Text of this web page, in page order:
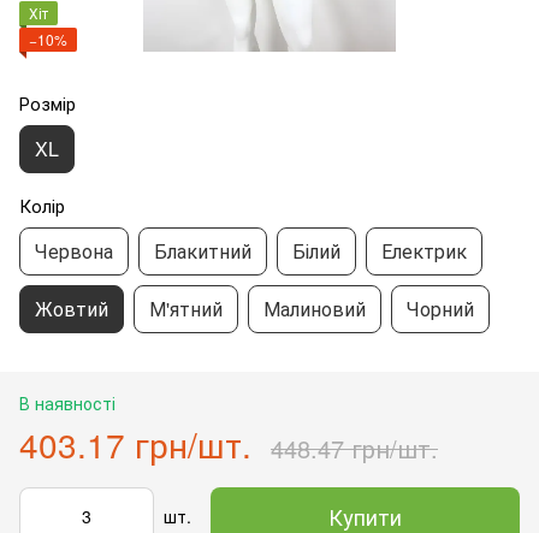
Хіт
−10%
Розмір
XL
Колір
Червона Блакитний Білий Електрик
Жовтий М'ятний Малиновий Чорний
В наявності
403.17 грн/шт. 448.47 грн/шт.
шт. Купити